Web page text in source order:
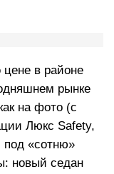
цене в районе
рынке
на фото (с
Люкс Safety,
под «сотню»
новый седан